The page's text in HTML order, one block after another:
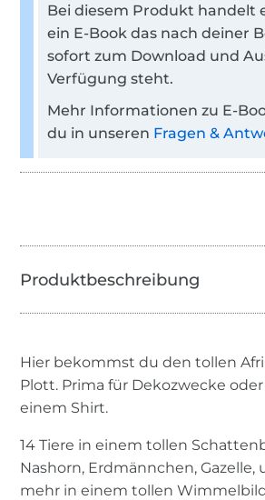
Bei diesem Produkt handelt
ein E-Book das nach deiner
sofort zum Download und
Verfügung steht.
Mehr Informationen zu E-
du in unseren Fragen &
Hier bekommst du den tollen
Plott. Prima für Dekozwecke
einem Shirt.
14 Tiere in einem tollen
Nashorn, Erdmännchen, Gazelle,
mehr in einem tollen